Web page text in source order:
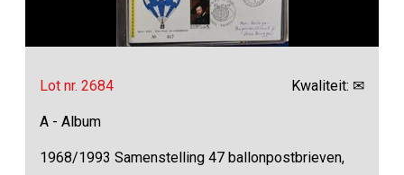
Lot nr. 2684 Kwaliteit: ✉
A - Album
1968/1993 Samenstelling 47 ballonpostbrieven,